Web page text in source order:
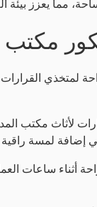
مما يعزز بيئة
مكتب
لمتخذي
لأثاث مكتب
في إضافة لمسة
أثناء ساعات